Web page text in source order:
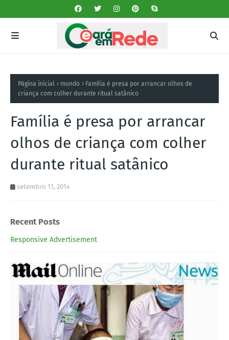
Página inicial mundo
Família é presa por arrancar olhos de
criança com colher durante ritual satânico
Família é presa por arrancar
olhos de criança com colher
durante ritual satânico
setembro 11, 2014
Recent Posts
Responsive Advertisement